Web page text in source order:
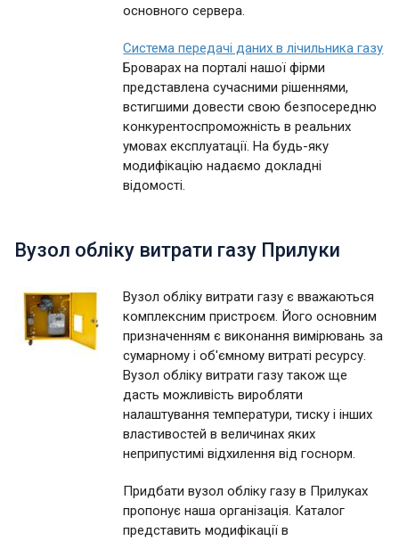
основного сервера.
Система передачі даних в лічильника газу
Броварах на порталі нашої фірми
представлена сучасними рішеннями,
встигшими довести свою безпосередню
конкурентоспроможність в реальних
умовах експлуатації. На будь-яку
модифікацію надаємо докладні
відомості.
Вузол обліку витрати газу Прилуки
Вузол обліку витрати газу є вважаються
комплексним пристроєм. Його основним
призначенням є виконання вимірювань за
сумарному і об'ємному витраті ресурсу.
Вузол обліку витрати газу також ще
дасть можливість виробляти
налаштування температури, тиску і інших
властивостей в величинах яких
неприпустимі відхилення від госнорм.
Придбати вузол обліку газу в Прилуках
пропонує наша організація. Каталог
представить модифікації в